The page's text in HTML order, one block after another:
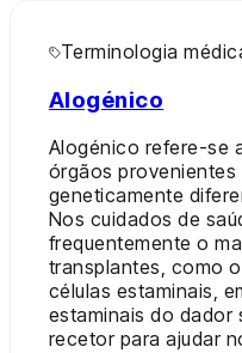
Terminologia
Alogénico
Alogénico refere-se
órgãos provenientes
geneticamente
Nos cuidados de
frequentemente o
transplantes, como
células estaminais,
estaminais do dador
recetor para ajudar